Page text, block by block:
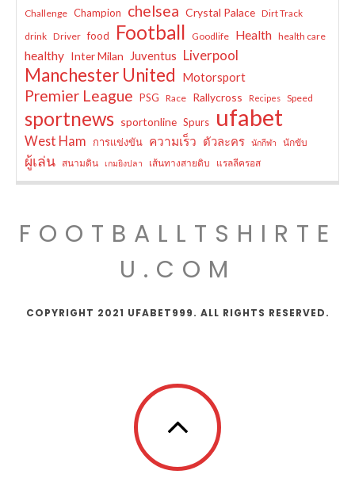
Challenge Champion chelsea Crystal Palace Dirt Track
drink Driver food Football Goodlife Health health care
healthy Inter Milan Juventus Liverpool
Manchester United Motorsport
Premier League PSG Race Rallycross Recipes Speed
sportnews sportonline Spurs ufabet
West Ham การแข่งขัน ความเร็ว ตัวละคร นักกีฬา นักขับ
ผู้เล่น สนามดิน เกมยิงปลา เส้นทางสายดิบ แรลลีครอส
FOOTBALLTSHIRTE
U.COM
COPYRIGHT 2021 UFABET999. ALL RIGHTS RESERVED.